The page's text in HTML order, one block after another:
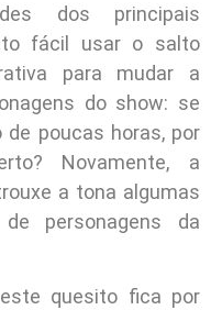
dos principais
fácil usar o salto
para mudar a
do show: se
poucas horas, por
Novamente, a
a tona algumas
personagens da
quesito fica por